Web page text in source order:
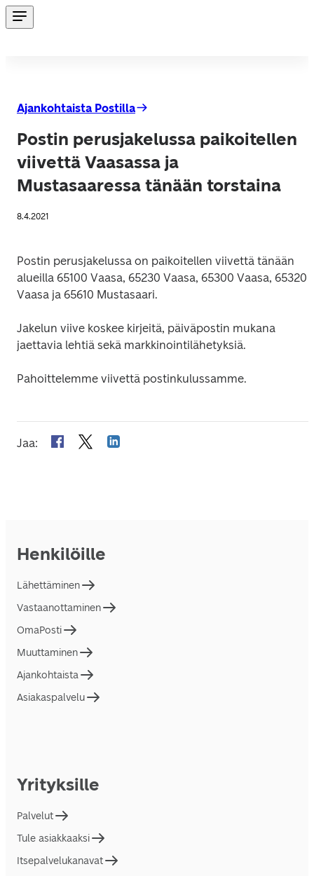
Ajankohtaista Postilla
Postin perusjakelussa paikoitellen
viivettä Vaasassa ja
Mustasaaressa tänään torstaina
8.4.2021
Postin perusjakelussa on paikoitellen viivettä tänään
alueilla 65100 Vaasa, 65230 Vaasa, 65300 Vaasa, 65320
Vaasa ja 65610 Mustasaari.
Jakelun viive koskee kirjeitä, päiväpostin mukana
jaettavia lehtiä sekä markkinointilähetyksiä.
Pahoittelemme viivettä postinkulussamme.
Jaa:
Henkilöille
Lähettäminen
Vastaanottaminen
OmaPosti
Muuttaminen
Ajankohtaista
Asiakaspalvelu
Yrityksille
Palvelut
Tule asiakkaaksi
Itsepalvelukanavat